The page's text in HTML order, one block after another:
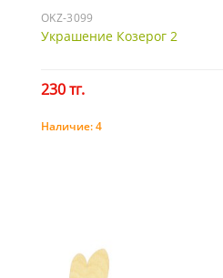
OKZ-3099
Украшение Козерог 2
230 тг.
Купить
Наличие:4